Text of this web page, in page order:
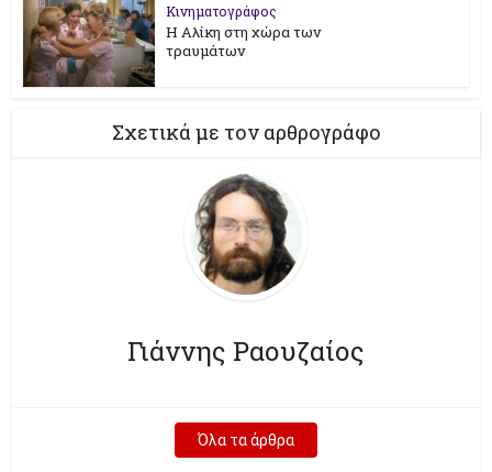
Κινηματογράφος
Η Αλίκη στη χώρα των
τραυμάτων
Σχετικά με τον αρθρογράφο
Γιάννης Ραουζαίος
Όλα τα άρθρα